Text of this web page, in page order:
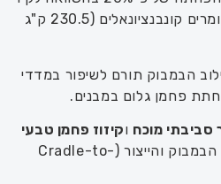
מסך בעל ביצועים דומים בחומרים קונבנציונאלים (230.5 ק"ג
הבמבוק תורם לשיפור במדדי
סביבתי מוכח וקיזוז פחמן טבעי
כבר משלב הגידול של הבמבוק והייצור (Cradle-to-